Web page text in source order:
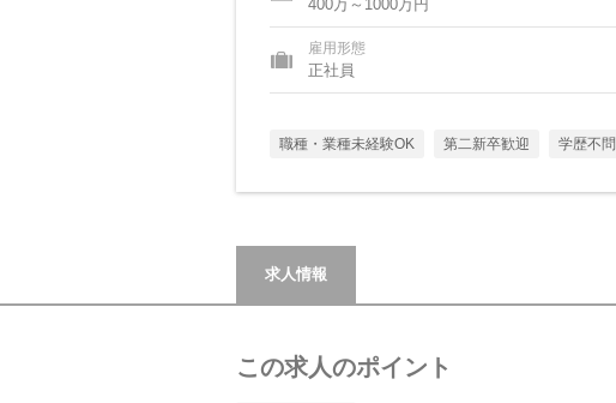
400万～1000万円
雇用形態
正社員
職種・業種未経験OK 第二新卒歓迎 学歴不問
求人情報
この求人のポイント